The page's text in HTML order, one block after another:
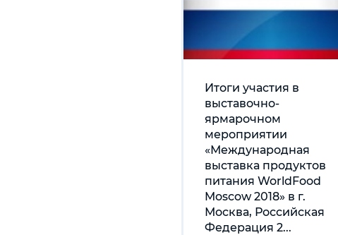
Итоги участия в
выставочно-
ярмарочном
мероприятии
«Международная
выставка продуктов
питания WorldFood
Moscow 2018» в г.
Москва, Российская
Федерация 2...